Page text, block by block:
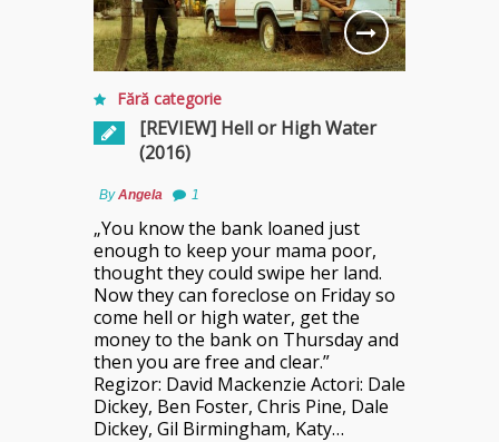
Fără categorie
[REVIEW] Hell or High Water
(2016)
ByAngela 1
„You know the bank loaned just
enough to keep your mama poor,
thought they could swipe her land.
Now they can foreclose on Friday so
come hell or high water, get the
money to the bank on Thursday and
then you are free and clear.”
Regizor: David Mackenzie Actori: Dale
Dickey, Ben Foster, Chris Pine, Dale
Dickey, Gil Birmingham, Katy…